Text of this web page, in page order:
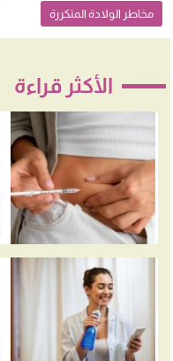
مخاطر الولادة المتكررة
الأكثر قراءة